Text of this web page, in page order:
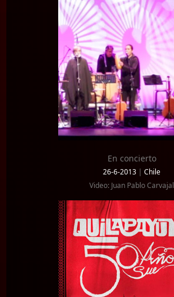
En concierto
26-6-2013 | Chile
Video: Juan Pablo Carvajal